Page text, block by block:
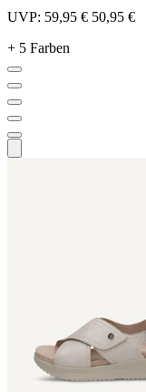
UVP: 59,95 € 50,95 €
+ 5 Farben